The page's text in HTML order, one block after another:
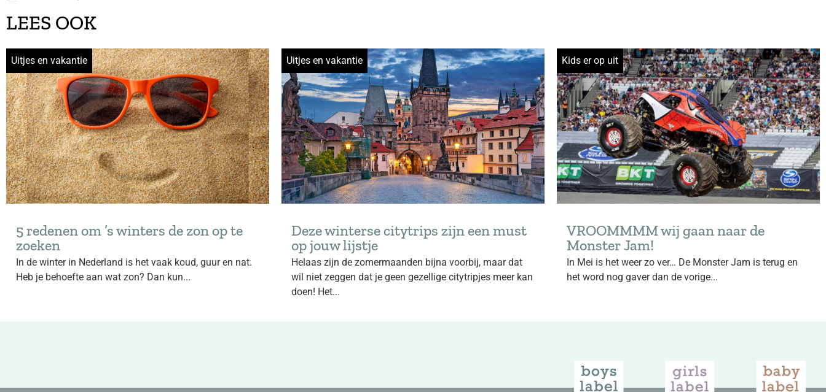
LEES OOK
Uitjes en vakantie
5 redenen om ’s winters de zon op te
zoeken
In de winter in Nederland is het vaak koud, guur en nat.
Heb je behoefte aan wat zon? Dan kun...
Uitjes en vakantie
Deze winterse citytrips zijn een must
op jouw lijstje
Helaas zijn de zomermaanden bijna voorbij, maar dat
wil niet zeggen dat je geen gezellige citytripjes meer kan
doen! Het...
Kids er op uit
VROOMMMM wij gaan naar de
Monster Jam!
In Mei is het weer zo ver… De Monster Jam is terug en
het word nog gaver dan de vorige...